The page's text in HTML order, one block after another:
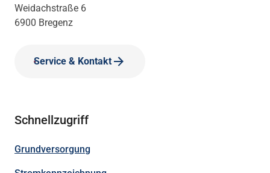
Weidachstraße 6
6900 Bregenz
Service & Kontakt
Schnellzugriff
Grundversorgung